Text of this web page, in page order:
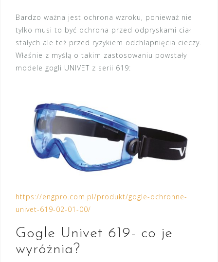
Bardzo ważna jest ochrona wzroku, ponieważ nie
tylko musi to być ochrona przed odpryskami ciał
stałych ale też przed ryzykiem odchlapnięcia cieczy.
Właśnie z myślą o takim zastosowaniu powstały
modele gogli UNIVET z serii 619:
https://engpro.com.pl/produkt/gogle-ochronne-
univet-619-02-01-00/
Gogle Univet 619- co je
wyróżnia?